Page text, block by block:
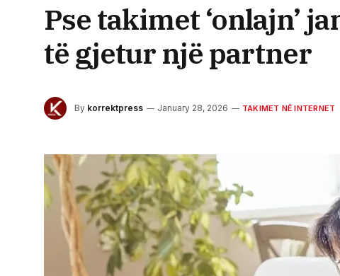
Pse takimet ‘onlajn’
të gjetur një partner
By korrektpress January 28, 2026 TAKIMET NË INTERNET